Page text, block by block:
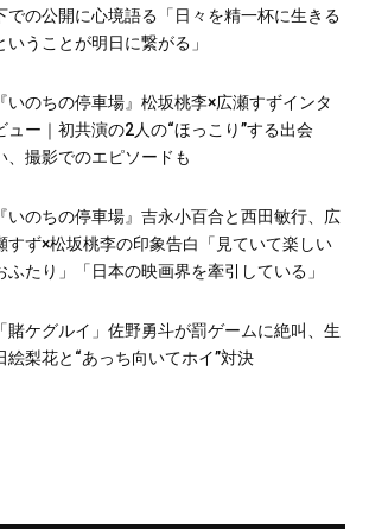
での公開に心境語る「日々を精一杯に生きる
いうことが明日に繋がる」
『いのちの停車場』松坂桃李×広瀬すずインタ
ュー｜初共演の2人の“ほっこり”する出会
、撮影でのエピソードも
『いのちの停車場』吉永小百合と西田敏行、広
すず×松坂桃李の印象告白「見ていて楽しい
ふたり」「日本の映画界を牽引している」
「賭ケグルイ」佐野勇斗が罰ゲームに絶叫、生
絵梨花と“あっち向いてホイ”対決